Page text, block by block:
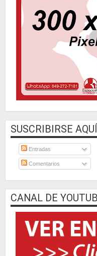
SUSCRIBIRSE AQUÍ
Entradas
Comentarios
CANAL DE